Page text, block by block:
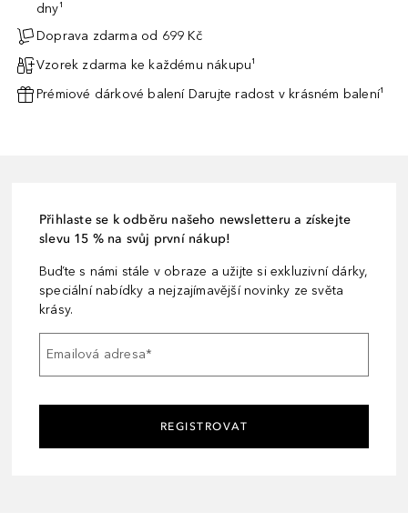
dny¹
Doprava zdarma od 699 Kč
Vzorek zdarma ke každému nákupu¹
Prémiové dárkové balení Darujte radost v krásném balení¹
Přihlaste se k odběru našeho newsletteru a získejte
slevu 15 % na svůj první nákup!
Buďte s námi stále v obraze a užijte si exkluzivní dárky,
speciální nabídky a nejzajímavější novinky ze světa
krásy.
Emailová adresa*
REGISTROVAT